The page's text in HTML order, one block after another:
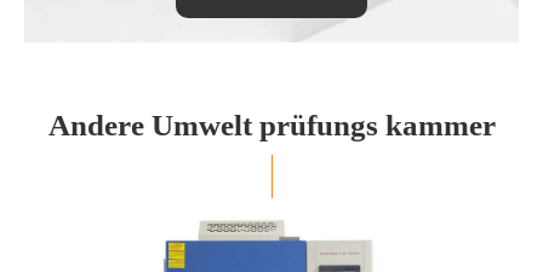
Andere Umwelt prüfungs kammer